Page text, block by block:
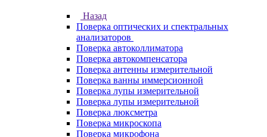
Назад
Поверка оптических и спектральных
анализаторов
Поверка автоколлиматора
Поверка автокомпенсатора
Поверка антенны измерительной
Поверка ванны иммерсионной
Поверка лупы измерительной
Поверка лупы измерительной
Поверка люксметра
Поверка микроскопа
Поверка микрофона